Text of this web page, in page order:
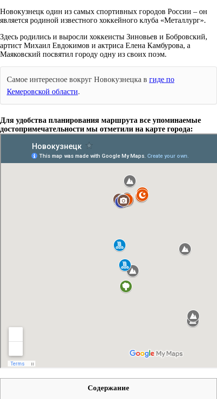
Новокузнецк один из самых спортивных городов России – он
является родиной известного хоккейного клуба «Металлург».
Здесь родились и выросли хоккеисты Зиновьев и Бобровский,
артист Михаил Евдокимов и актриса Елена Камбурова, а
Маяковский посвятил городу одну из своих поэм.
Самое интересное вокруг Новокузнецка в гиде по
Кемеровской области.
Для удобства планирования маршрута все упоминаемые
достопримечательности мы отметили на карте города:
Содержание